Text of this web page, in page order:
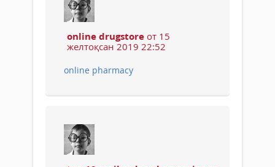
online drugstore от 15
желтоқсан 2019 22:52
online pharmacy